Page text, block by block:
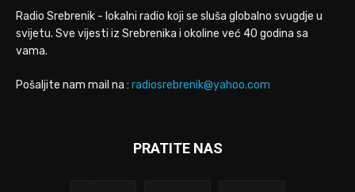
Radio Srebrenik - lokalni radio koji se sluša globalno svugdje u
svijetu. Sve vijesti iz Srebrenika i okoline već 40 godina sa
vama.
Pošaljite nam mail na : radiosrebrenik@yahoo.com
PRATITE NAS